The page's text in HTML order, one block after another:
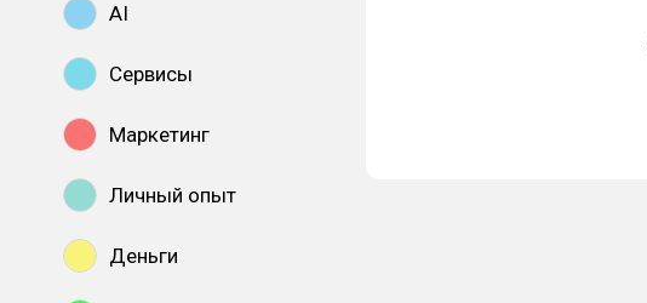
AI
Сервисы
Маркетинг
Личный опыт
Деньги